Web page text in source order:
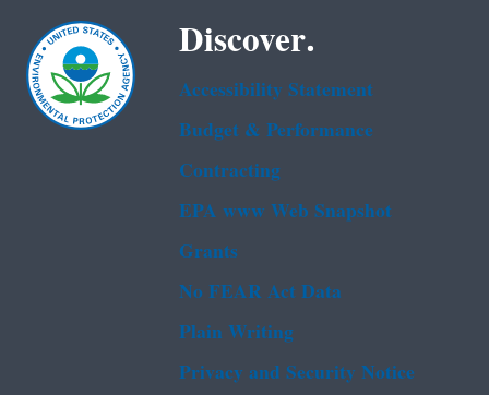
Discover.
Accessibility Statement
Budget & Performance
Contracting
EPA www Web Snapshot
Grants
No FEAR Act Data
Plain Writing
Privacy and Security Notice